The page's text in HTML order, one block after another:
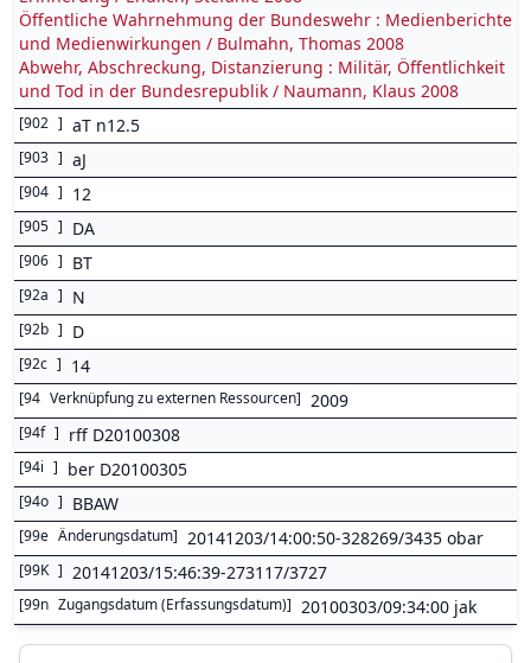
Öffentliche Wahrnehmung der Bundeswehr : Medienberichte
und Medienwirkungen / Bulmahn, Thomas 2008
Abwehr, Abschreckung, Distanzierung : Militär, Öffentlichkeit
und Tod in der Bundesrepublik / Naumann, Klaus 2008
[902 ] aT n12.5
[903 ] aJ
[904 ] 12
[905 ] DA
[906 ] BT
[92a ] N
[92b ] D
[92c ] 14
[94 Verknüpfung zu externen Ressourcen] 2009
[94f ] rff D20100308
[94i ] ber D20100305
[94o ] BBAW
[99e Änderungsdatum] 20141203/14:00:50-328269/3435 obar
[99K ] 20141203/15:46:39-273117/3727
[99n Zugangsdatum (Erfassungsdatum)] 20100303/09:34:00 jak